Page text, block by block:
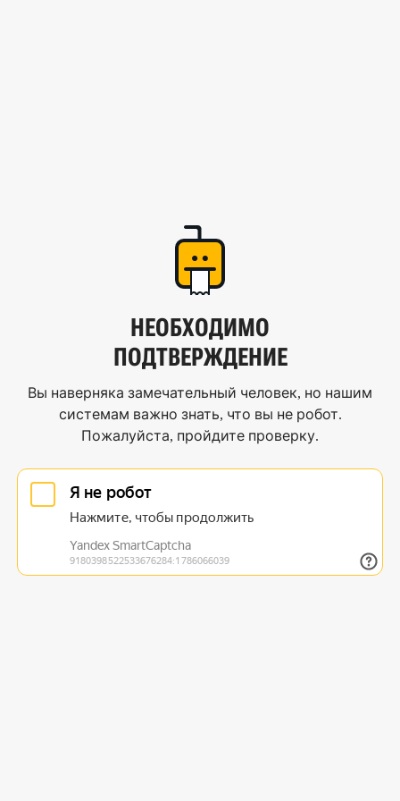
НЕОБХОДИМО
ПОДТВЕРЖДЕНИЕ
Вы наверняка замечательный человек, но нашим
системам важно знать, что вы не робот.
Пожалуйста, пройдите проверку.